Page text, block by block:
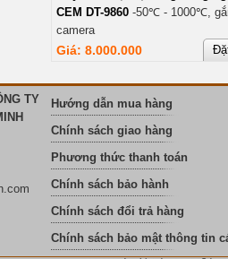
CEM DT-9860 -50℃ - 1000℃,
camera
Giá: 8.000.000
TY
Hướng dẫn mua hàng
Chính sách giao hàng
Phương thức thanh toán
Chính sách bảo hành
Chính sách đổi trả hàng
Chính sách bảo mật thông tin